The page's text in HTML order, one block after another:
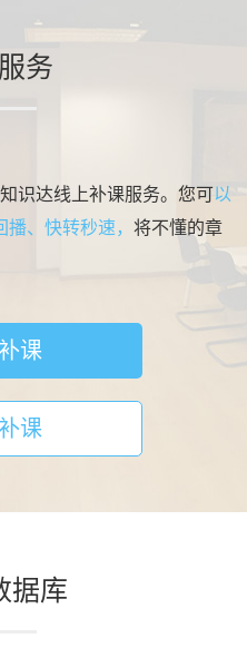
务
识达线上补课服务。您可以
、快转秒速， 将不懂的章
课
课
据库